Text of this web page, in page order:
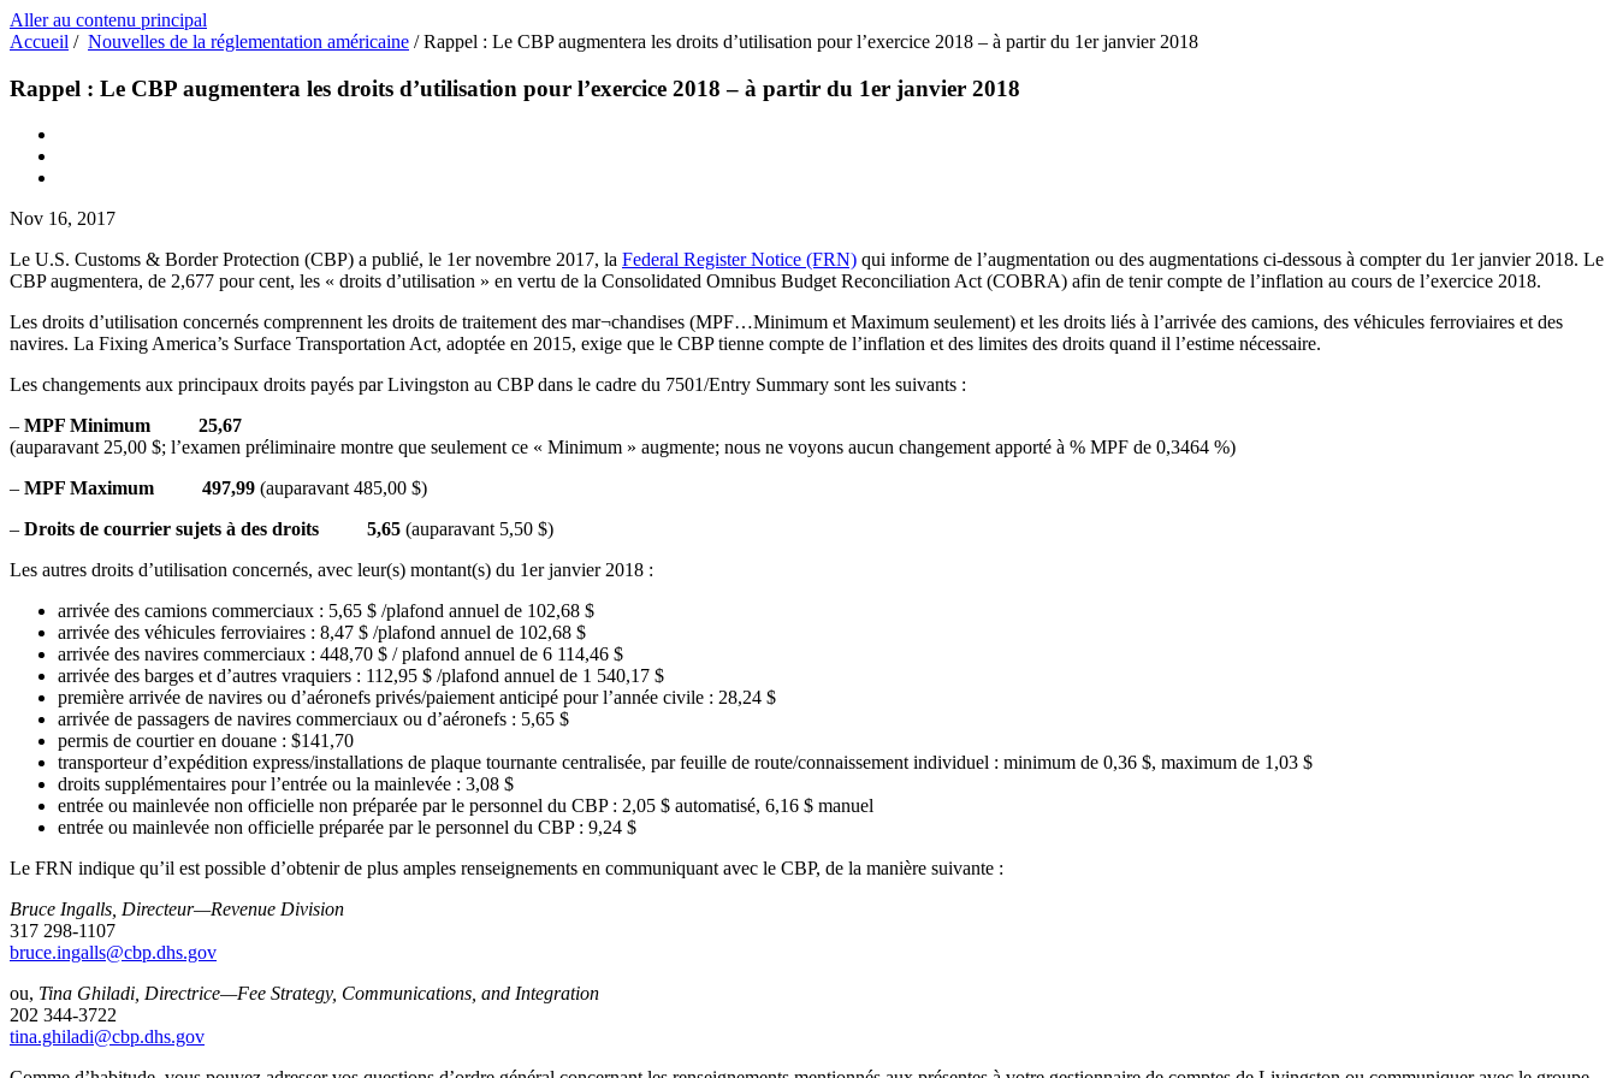
Aller au contenu principal
Accueil / Nouvelles de la réglementation américaine /Rappel : Le CBP augmentera les droits d’utilisation pour l’exercice 2018 – à partir du 1er janvier 2018
Rappel : Le CBP augmentera les droits d’utilisation pour l’exercice 2018 – à partir du 1er janvier 2018
Nov 16, 2017
Le U.S. Customs & Border Protection (CBP) a publié, le 1er novembre 2017, la Federal Register Notice (FRN) qui informe de l’augmentation ou des augmentations ci-dessous à compter du 1er janvier 2018. Le
CBP augmentera, de 2,677 pour cent, les « droits d’utilisation » en vertu de la Consolidated Omnibus Budget Reconciliation Act (COBRA) afin de tenir compte de l’inflation au cours de l’exercice 2018.
Les droits d’utilisation concernés comprennent les droits de traitement des mar¬chandises (MPF…Minimum et Maximum seulement) et les droits liés à l’arrivée des camions, des véhicules ferroviaires et des
navires. La Fixing America’s Surface Transportation Act, adoptée en 2015, exige que le CBP tienne compte de l’inflation et des limites des droits quand il l’estime nécessaire.
Les changements aux principaux droits payés par Livingston au CBP dans le cadre du 7501/Entry Summary sont les suivants :
– MPF Minimum 25,67
(auparavant 25,00 $; l’examen préliminaire montre que seulement ce « Minimum » augmente; nous ne voyons aucun changement apporté à % MPF de 0,3464 %)
– MPF Maximum 497,99 (auparavant 485,00 $)
– Droits de courrier sujets à des droits 5,65 (auparavant 5,50 $)
Les autres droits d’utilisation concernés, avec leur(s) montant(s) du 1er janvier 2018 :
arrivée des camions commerciaux : 5,65 $ /plafond annuel de 102,68 $
arrivée des véhicules ferroviaires : 8,47 $ /plafond annuel de 102,68 $
arrivée des navires commerciaux : 448,70 $ / plafond annuel de 6 114,46 $
arrivée des barges et d’autres vraquiers : 112,95 $ /plafond annuel de 1 540,17 $
première arrivée de navires ou d’aéronefs privés/paiement anticipé pour l’année civile : 28,24 $
arrivée de passagers de navires commerciaux ou d’aéronefs : 5,65 $
permis de courtier en douane : $141,70
transporteur d’expédition express/installations de plaque tournante centralisée, par feuille de route/connaissement individuel : minimum de 0,36 $, maximum de 1,03 $
droits supplémentaires pour l’entrée ou la mainlevée : 3,08 $
entrée ou mainlevée non officielle non préparée par le personnel du CBP : 2,05 $ automatisé, 6,16 $ manuel
entrée ou mainlevée non officielle préparée par le personnel du CBP : 9,24 $
Le FRN indique qu’il est possible d’obtenir de plus amples renseignements en communiquant avec le CBP, de la manière suivante :
Bruce Ingalls, Directeur—Revenue Division
317 298-1107
bruce.ingalls@cbp.dhs.gov
ou, Tina Ghiladi, Directrice—Fee Strategy, Communications, and Integration
202 344-3722
tina.ghiladi@cbp.dhs.gov